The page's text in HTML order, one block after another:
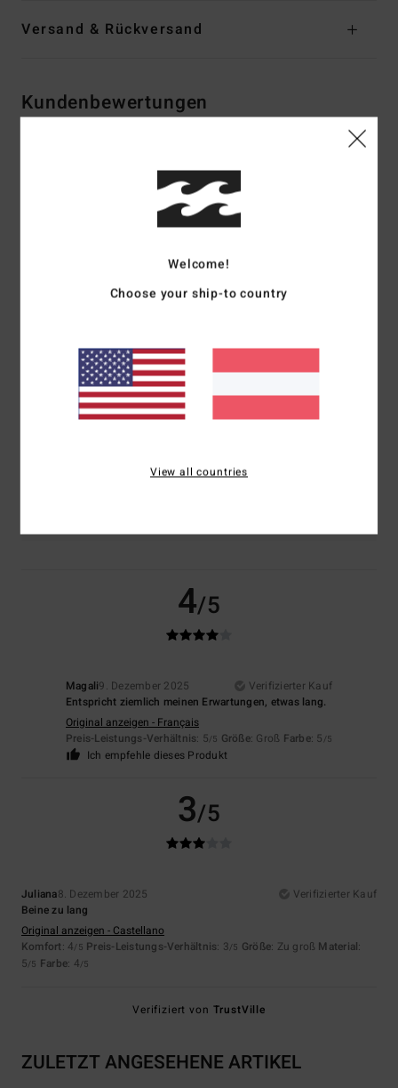
Versand & Rückversand
Kundenbewertungen
Durchschnittliche Bewertung
3.5/5
2 verifizierten Bewertungen
50% unserer Kunden empfehlen dieses Produkt
4.0
4.0
Größe
5.0
4/5
Magali9. Dezember 2025
Verifizierter Kauf
Entspricht ziemlich meinen Erwartungen, etwas lang.
Original anzeigen - Français
Preis-Leistungs-Verhältnis: 5/5 Größe: Groß Farbe: 5 /5
Ich empfehle dieses Produkt
3/5
Juliana8. Dezember 2025
Verifizierter Kauf
Beine zu lang
Original anzeigen - Castellano
Komfort: 4/5 Preis-Leistungs-Verhältnis: 3/5 Größe: Zu groß Material:
5/5 Farbe: 4/5
Verifiziert von TrustVille
ZULETZT ANGESEHENE ARTIKEL
Welcome!
Choose your ship-to country
View all countries